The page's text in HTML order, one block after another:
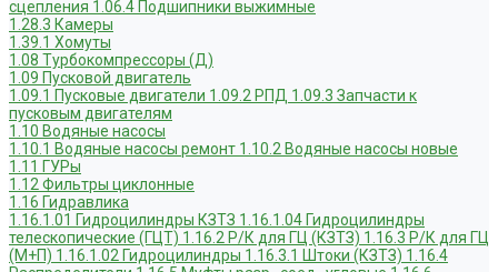
сцепления 1.06.4 Подшипники выжимные
1.28.3 Камеры
1.39.1 Хомуты
1.08 Турбокомпрессоры (Д)
1.09 Пусковой двигатель
1.09.1 Пусковые двигатели 1.09.2 РПД 1.09.3 Запчасти к
пусковым двигателям
1.10 Водяные насосы
1.10.1 Водяные насосы ремонт 1.10.2 Водяные насосы новые
1.11 ГУРы
1.12 Фильтры циклонные
1.16 Гидравлика
1.16.1.01 Гидроцилиндры КЗТЗ 1.16.1.04 Гидроцилиндры
телескопические (ГЦТ) 1.16.2 Р/К для ГЦ (КЗТЗ) 1.16.3 Р/К для ГЦ
(М+П) 1.16.1.02 Гидроцилиндры 1.16.3.1 Штоки (КЗТЗ) 1.16.4